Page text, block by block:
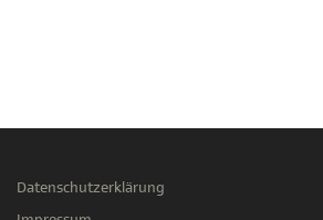
Datenschutzerklärung